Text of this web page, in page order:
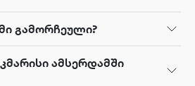
გამორჩეული?
ამსერდამში